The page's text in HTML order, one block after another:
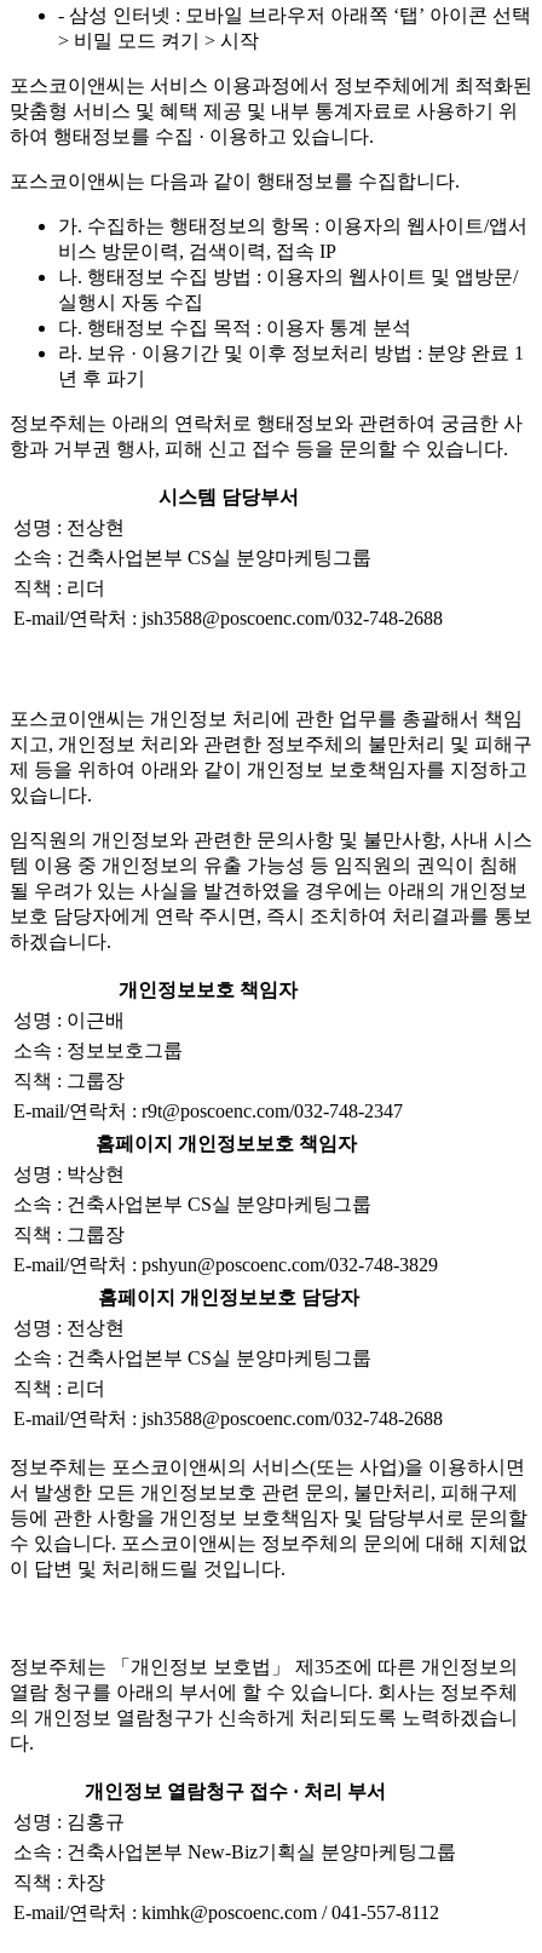
- 삼성 인터넷 : 모바일 브라우저 아래쪽 ‘탭’ 아이콘 선택
> 비밀 모드 켜기 > 시작
포스코이앤씨는 서비스 이용과정에서 정보주체에게 최적화된
맞춤형 서비스 및 혜택 제공 및 내부 통계자료로 사용하기 위
하여 행태정보를 수집 · 이용하고 있습니다.
포스코이앤씨는 다음과 같이 행태정보를 수집합니다.
가. 수집하는 행태정보의 항목 : 이용자의 웹사이트/앱서
비스 방문이력, 검색이력, 접속 IP
나. 행태정보 수집 방법 : 이용자의 웹사이트 및 앱방문/
실행시 자동 수집
다. 행태정보 수집 목적 : 이용자 통계 분석
라. 보유 · 이용기간 및 이후 정보처리 방법 : 분양 완료 1
년 후 파기
정보주체는 아래의 연락처로 행태정보와 관련하여 궁금한 사
항과 거부권 행사, 피해 신고 접수 등을 문의할 수 있습니다.
시스템 담당부서
성명 : 전상현
소속 : 건축사업본부 CS실 분양마케팅그룹
직책 : 리더
E-mail/연락처 : jsh3588@poscoenc.com/032-748-2688
포스코이앤씨는 개인정보 처리에 관한 업무를 총괄해서 책임
지고, 개인정보 처리와 관련한 정보주체의 불만처리 및 피해구
제 등을 위하여 아래와 같이 개인정보 보호책임자를 지정하고
있습니다.
임직원의 개인정보와 관련한 문의사항 및 불만사항, 사내 시스
템 이용 중 개인정보의 유출 가능성 등 임직원의 권익이 침해
될 우려가 있는 사실을 발견하였을 경우에는 아래의 개인정보
보호 담당자에게 연락 주시면, 즉시 조치하여 처리결과를 통보
하겠습니다.
개인정보보호 책임자
성명 : 이근배
소속 : 정보보호그룹
직책 : 그룹장
E-mail/연락처 : r9t@poscoenc.com/032-748-2347
홈페이지 개인정보보호 책임자
성명 : 박상현
소속 : 건축사업본부 CS실 분양마케팅그룹
직책 : 그룹장
E-mail/연락처 : pshyun@poscoenc.com/032-748-3829
홈페이지 개인정보보호 담당자
성명 : 전상현
소속 : 건축사업본부 CS실 분양마케팅그룹
직책 : 리더
E-mail/연락처 : jsh3588@poscoenc.com/032-748-2688
정보주체는 포스코이앤씨의 서비스(또는 사업)을 이용하시면
서 발생한 모든 개인정보보호 관련 문의, 불만처리, 피해구제
등에 관한 사항을 개인정보 보호책임자 및 담당부서로 문의할
수 있습니다. 포스코이앤씨는 정보주체의 문의에 대해 지체없
이 답변 및 처리해드릴 것입니다.
정보주체는 「개인정보 보호법」 제35조에 따른 개인정보의
열람 청구를 아래의 부서에 할 수 있습니다. 회사는 정보주체
의 개인정보 열람청구가 신속하게 처리되도록 노력하겠습니
다.
개인정보 열람청구 접수 · 처리 부서
성명 : 김홍규
소속 : 건축사업본부 New-Biz기획실 분양마케팅그룹
직책 : 차장
E-mail/연락처 : kimhk@poscoenc.com / 041-557-8112